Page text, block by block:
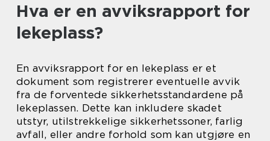
Hva er en avviksrapport for
lekeplass?
En avviksrapport for en lekeplass er et
dokument som registrerer eventuelle avvik
fra de forventede sikkerhetsstandardene på
lekeplassen. Dette kan inkludere skadet
utstyr, utilstrekkelige sikkerhetssoner, farlig
avfall, eller andre forhold som kan utgjøre en